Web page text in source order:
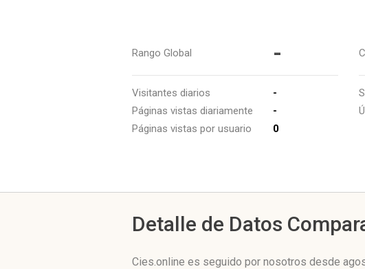
Rango Global -
Visitantes diarios
-
Páginas vistas diariamente
-
Páginas vistas por usuario
0
Detalle de Datos
Cies.online es seguido por nosotros desde